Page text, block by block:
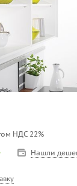
НДС 22%
Нашли